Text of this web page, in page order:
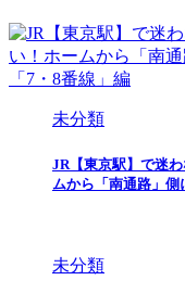
未分類
JR【東京駅】で迷
ムから「南通路」側
未分類